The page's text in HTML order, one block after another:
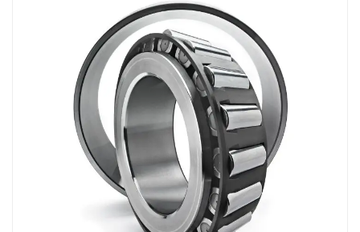
to
the
end
of
the
images
gallery